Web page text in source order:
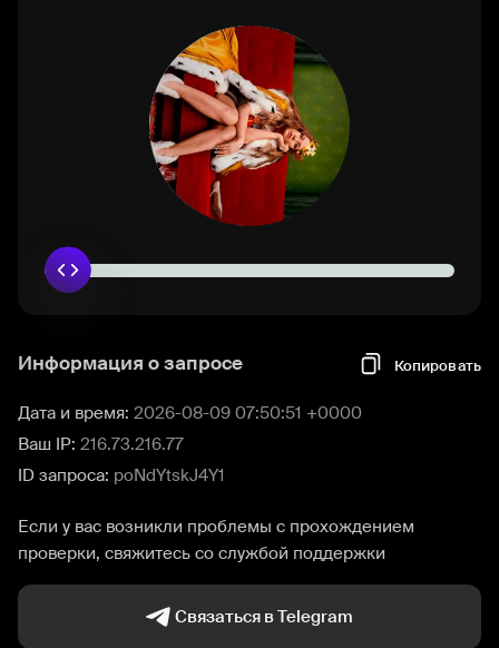
Информация о запросе Копировать
Дата и время: 2026-08-09 07:50:51 +0000
Ваш IP: 216.73.216.77
ID запроса: poNdYtskJ4Y1
Если у вас возникли проблемы с прохождением
проверки, свяжитесь со службой поддержки
Связаться в Telegram